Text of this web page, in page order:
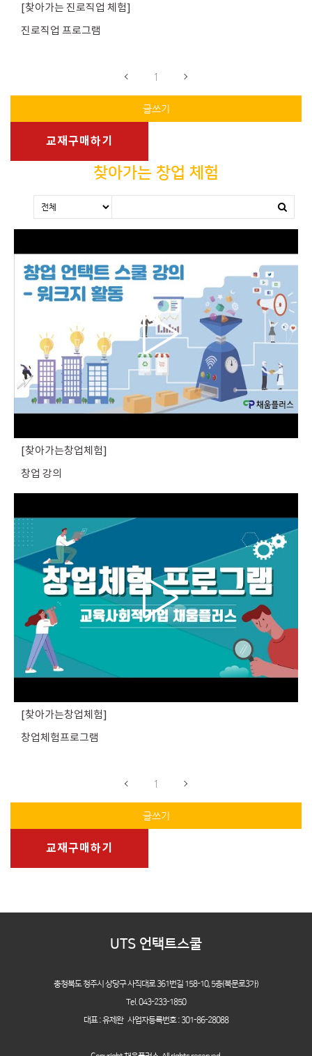
찾아가는 진로직업 체험
진로직업 프로그램
1
글쓰기
교재구매하기
찾아가는 창업 체험
찾아가는창업체험
창업 강의
찾아가는창업체험
창업체험프로그램
1
글쓰기
교재구매하기
UTS 언택트스쿨
충청북도 청주시 상당구 사직대로 361번길 158-10, 5층(북문로3가)
Tel. 043-233-1850
대표 : 유제완 사업자등록번호 : 301-86-28088